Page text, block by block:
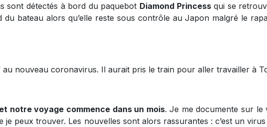
sont détectés à bord du paquebot Diamond Princessqui se
bateau alors qu’elle reste sous contrôle au Japon malgré le
nouveau coronavirus. Il aurait pris le train pour aller travailler à
notre voyage commence dans un mois. Je me documente sur le
je peux trouver. Les nouvelles sont alors rassurantes : c’est un